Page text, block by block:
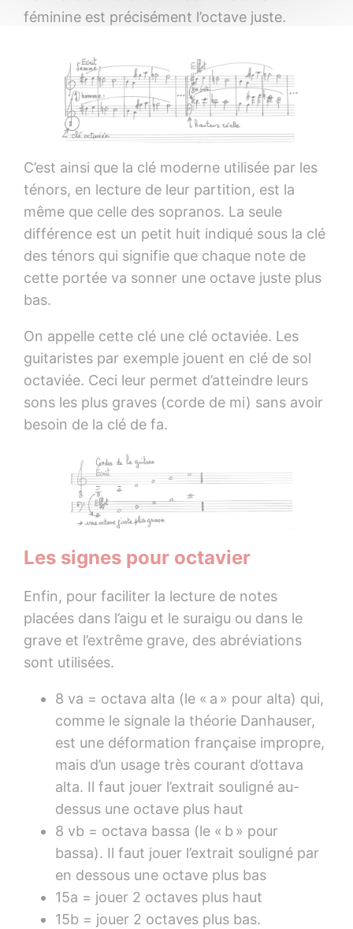
féminine est précisément l’octave juste.
C’est ainsi que la clé moderne utilisée par les
ténors, en lecture de leur partition, est la
même que celle des sopranos. La seule
différence est un petit huit indiqué sous la clé
des ténors qui signifie que chaque note de
cette portée va sonner une octave juste plus
bas.
On appelle cette clé une clé octaviée. Les
guitaristes par exemple jouent en clé de sol
octaviée. Ceci leur permet d’atteindre leurs
sons les plus graves (corde de mi) sans avoir
besoin de la clé de fa.
Les signes pour octavier
Enfin, pour faciliter la lecture de notes
placées dans l’aigu et le suraigu ou dans le
grave et l’extrême grave, des abréviations
sont utilisées.
8 va = octava alta (le « a » pour alta) qui,
comme le signale la théorie Danhauser,
est une déformation française impropre,
mais d’un usage très courant d’ottava
alta. Il faut jouer l’extrait souligné au-
dessus une octave plus haut
8 vb = octava bassa (le « b » pour
bassa). Il faut jouer l’extrait souligné par
en dessous une octave plus bas
15a = jouer 2 octaves plus haut
15b = jouer 2 octaves plus bas.